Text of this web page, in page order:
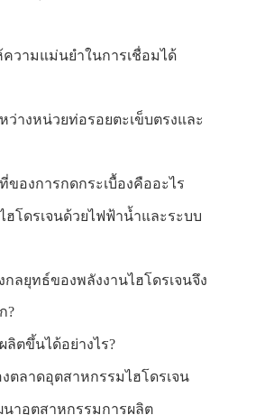
ความแม่นยำในการเชื่อมได้
ว่างหน่วยท่อรอยตะเข็บตรงและ
องการกดกระเบื้องคืออะไร
ฮโดรเจนด้วยไฟฟ้าน้ำและระบบ
ลยุทธ์ของพลังงานไฮโดรเจนจึง
?
ลิตขึ้นได้อย่างไร?
ตลาดอุตสาหกรรมไฮโดรเจน
าอุตสาหกรรมการผลิต